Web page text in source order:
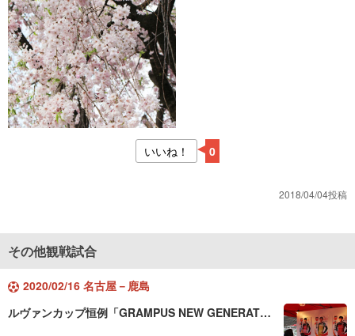
いいね！ 0
2018/04/04投稿
その他観戦試合
2020/02/16 名古屋－鹿島
ルヴァンカップ恒例「GRAMPUS NEW GENERAT…